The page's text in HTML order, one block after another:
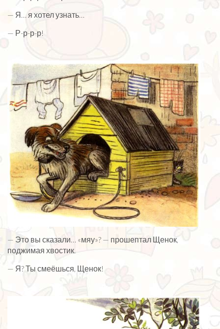
— Я… я хотел узнать…
— Р-р-р-р!
— Это вы сказали… «мяу»? — прошептал Щенок,
поджимая хвостик.
— Я? Ты смеёшься, Щенок!